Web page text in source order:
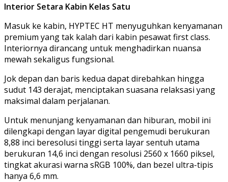
Interior Setara Kabin Kelas Satu
Masuk ke kabin, HYPTEC HT menyuguhkan kenyamanan
premium yang tak kalah dari kabin pesawat first class.
Interiornya dirancang untuk menghadirkan nuansa
mewah sekaligus fungsional.
Jok depan dan baris kedua dapat direbahkan hingga
sudut 143 derajat, menciptakan suasana relaksasi yang
maksimal dalam perjalanan.
Untuk menunjang kenyamanan dan hiburan, mobil ini
dilengkapi dengan layar digital pengemudi berukuran
8,88 inci beresolusi tinggi serta layar sentuh utama
berukuran 14,6 inci dengan resolusi 2560 x 1660 piksel,
tingkat akurasi warna sRGB 100%, dan bezel ultra-tipis
hanya 6,6 mm.